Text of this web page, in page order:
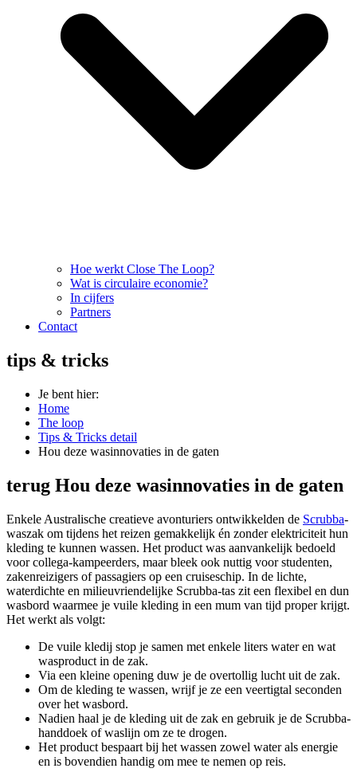
Hoe werkt Close The Loop?
Wat is circulaire economie?
In cijfers
Partners
Contact
tips & tricks
Je bent hier:
Home
The loop
Tips & Tricks detail
Hou deze wasinnovaties in de gaten
terug Hou deze wasinnovaties in de gaten
Enkele Australische creatieve avonturiers ontwikkelden de Scrubba-
waszak om tijdens het reizen gemakkelijk én zonder elektriciteit hun
kleding te kunnen wassen. Het product was aanvankelijk bedoeld
voor collega-kampeerders, maar bleek ook nuttig voor studenten,
zakenreizigers of passagiers op een cruiseschip. In de lichte,
waterdichte en milieuvriendelijke Scrubba-tas zit een flexibel en dun
wasbord waarmee je vuile kleding in een mum van tijd proper krijgt.
Het werkt als volgt:
De vuile kledij stop je samen met enkele liters water en wat
wasproduct in de zak.
Via een kleine opening duw je de overtollig lucht uit de zak.
Om de kleding te wassen, wrijf je ze een veertigtal seconden
over het wasbord.
Nadien haal je de kleding uit de zak en gebruik je de Scrubba-
handdoek of waslijn om ze te drogen.
Het product bespaart bij het wassen zowel water als energie
en is bovendien handig om mee te nemen op reis.